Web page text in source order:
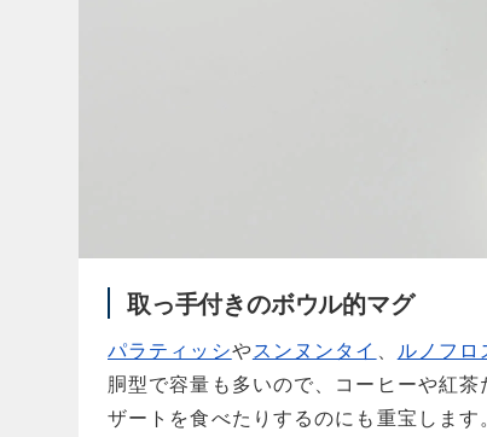
取っ手付きのボウル的マグ
パラティッシやスンヌンタイ ルノフ
胴型で容量も多いので、コーヒーや紅
ザートを食べたりするのにも重宝しま